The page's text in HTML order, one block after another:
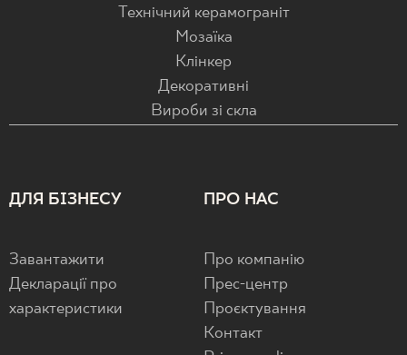
Технічний керамограніт
Мозаїка
Клінкер
Декоративні
Вироби зі скла
ДЛЯ БІЗНЕСУ
Завантажити
Декларації про
характеристики
ПРО НАС
Про компанію
Прес-центр
Проєктування
Контакт